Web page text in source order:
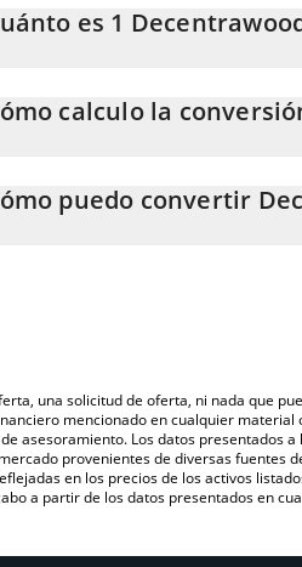
es 1
momento, 1 Decentrawood
calculo la
a CNY. Solo necesitas ingresar la
se convertirá automáticamente a
puedo convertir
una solicitud de oferta, ni nada que
mencionado en cualquier
asesoramiento. Los datos presentados
provenientes de diversas fuentes
en los precios de los activos
a partir de los datos presentados en